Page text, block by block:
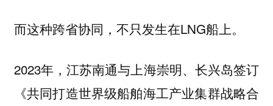
而这种跨省协同，不只发生在LNG船上。
2023年，江苏南通与上海崇明、长兴岛签订
《共同打造世界级船舶海工产业集群战略合